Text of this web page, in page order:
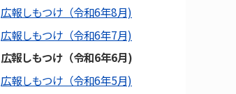
広報しもつけ（令和6年8月)
広報しもつけ（令和6年7月)
広報しもつけ（令和6年6月)
広報しもつけ（令和6年5月)